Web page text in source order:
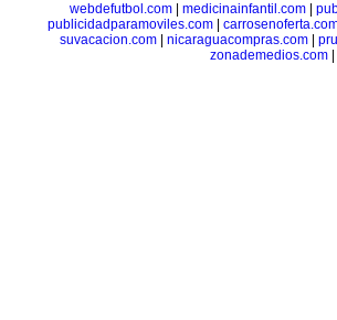
webdefutbol.com
medicinainfantil.com
publicidadparamoviles.com
suvacacion.com| nicaraguacompras.com|
zonademedios.com|